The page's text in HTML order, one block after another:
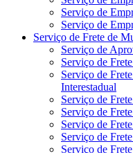
Serviço de
Serviço de
Serviço de Frete de
Serviço de
Serviço de
Serviço de
Interestadual
Serviço de
Serviço de
Serviço de
Serviço de
Serviço de